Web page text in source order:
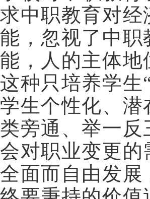
求中职教育对
能，忽视了中
能，人的主体
这种只培养学生
学生个性化、
类旁通、举一
会对职业变更
全面而自由发